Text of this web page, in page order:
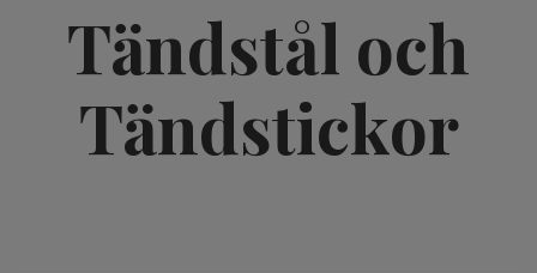
Tändstål och
Tändstickor